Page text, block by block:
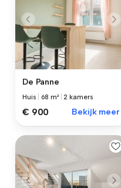
De Panne
Huis 68 m² |2 kamers
€ 900 Bekijk meer